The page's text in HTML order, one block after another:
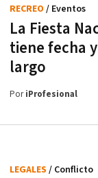
La Fiesta
tiene fecha
largo
RECREO / Eventos
PoriProfesional
LEGALES / Conflicto